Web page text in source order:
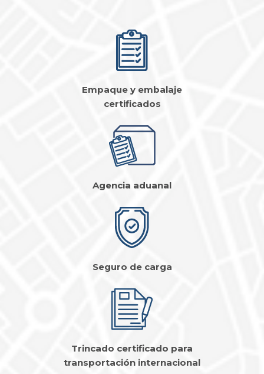
Empaque y embalaje
certificados
Agencia aduanal
Seguro de carga
Trincado certificado para
transportación internacional